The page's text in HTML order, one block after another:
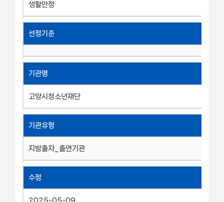
생활안정
선정기준
기관명
고양시청소년재단
기관유형
지방출자_출연기관
수정